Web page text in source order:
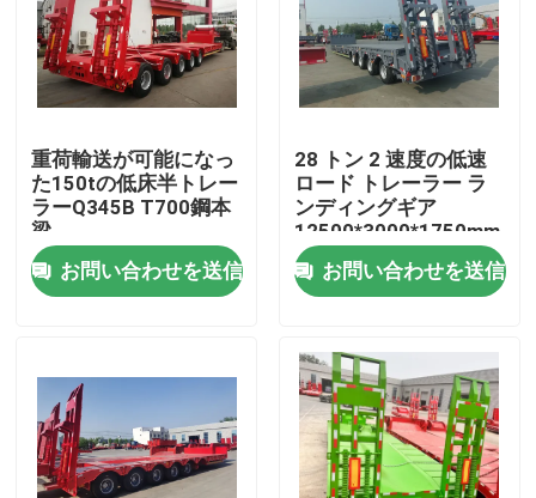
プロダクト
ビデオ
重荷輸送が可能になっ
た150tの低床半トレー
ラーQ345B T700鋼本
梁
お問い合わせを送信
28 トン 2 速度の低速
ロード トレーラー ラ
ンディングギア
12500*3000*1750mm
お問い合わせを送信